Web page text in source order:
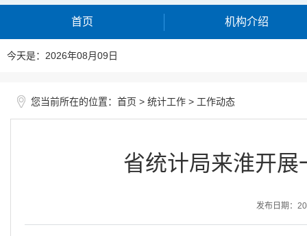
首页 机构介绍
今天是：2026年08月09日
您当前所在的位置： 首页 > 统计工作 > 工作动态
省统计局来淮开
发布日期：